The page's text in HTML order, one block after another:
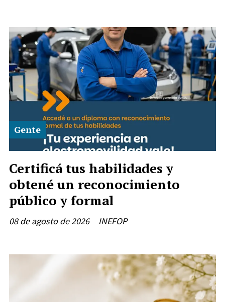
Certificá tus habilidades y
obtené un reconocimiento
público y formal
INEFOP
Gente
08 de agosto de 2026